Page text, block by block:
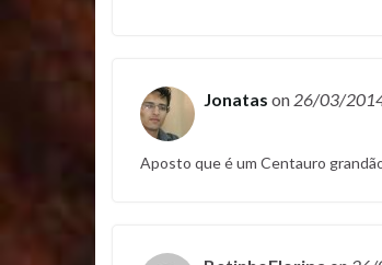
Jonatas on 26/03/
Aposto que é um Centauro